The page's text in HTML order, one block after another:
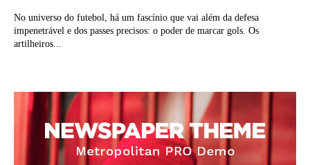
No universo do futebol, há um fascínio que vai além da defesa
impenetrável e dos passes precisos: o poder de marcar gols. Os
artilheiros...